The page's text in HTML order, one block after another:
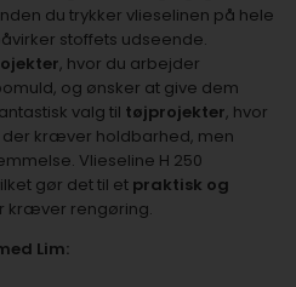
du trykker vlieselinen på hele
stoffets udseende.
, hvor du arbejder
og ønsker at give dem
valg til tøjprojekter, hvor
der kræver holdbarhed, men
Vlieseline H 250
gør det til et praktisk og
kræver rengøring.
Lim: